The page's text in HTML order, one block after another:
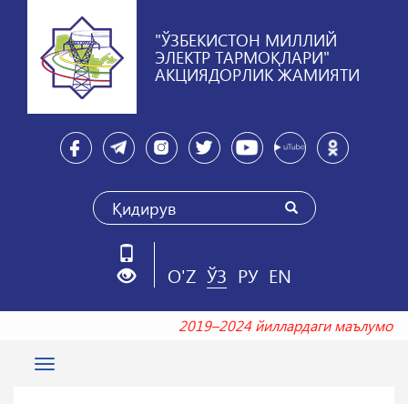
"ЎЗБЕКИСТОН МИЛЛИЙ
ЭЛЕКТР ТАРМОҚЛАРИ"
АКЦИЯДОРЛИК ЖАМИЯТИ
O'Z ЎЗ РУ EN
2019–2024 йиллардаги
Toggle